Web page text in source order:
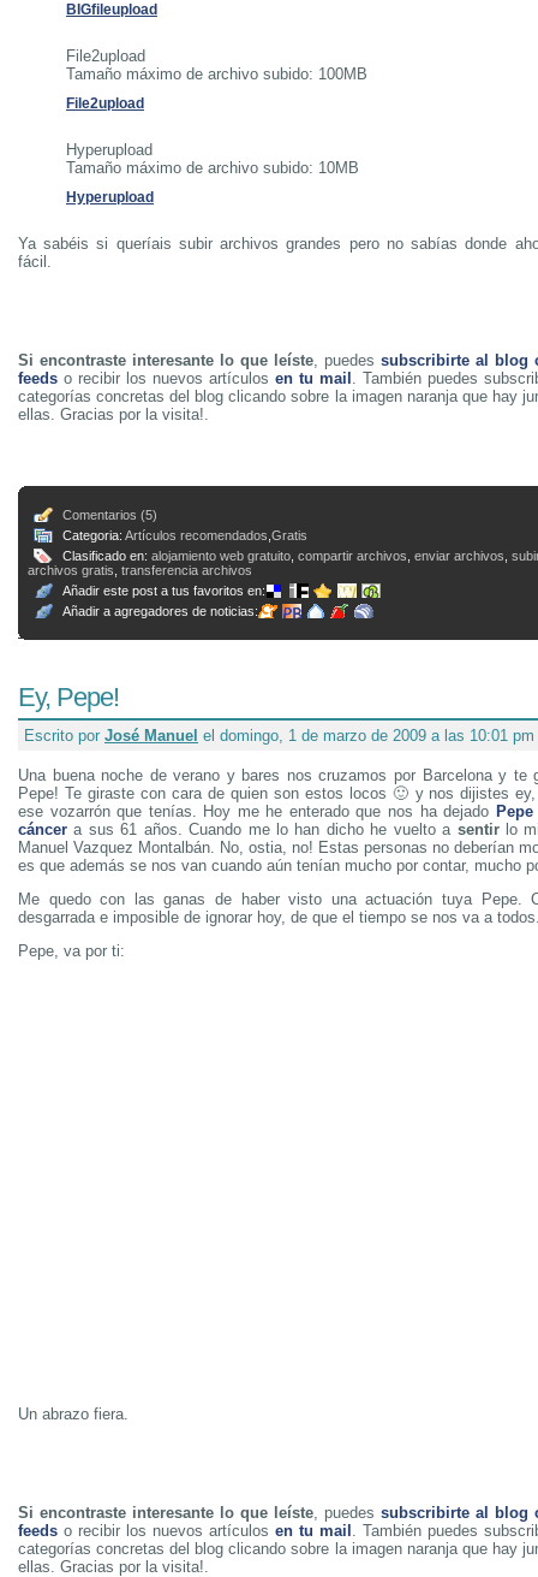
BIGfileupload
File2upload
Tamaño máximo de archivo subido: 100MB
File2upload
Hyperupload
Tamaño máximo de archivo subido: 10MB
Hyperupload
Ya sabéis si queríais subir archivos grandes pero no sabías donde
fácil.
Si encontraste interesante lo que leíste, puedessubscribirte al blog
feeds o recibir los nuevos artículosen tu mail . También puedes
categorías concretas del blog clicando sobre la imagen naranja que hay
ellas. Gracias por la visita!.
Comentarios (5)
Categoria: Artículos recomendados Gratis
Clasificado en: alojamiento web gratuito compartir archivos enviar archivos
archivos gratis transferencia archivos
Añadir este post a tus favoritos en:
Añadir a agregadores de noticias:
Ey, Pepe!
Escrito por José Manuel el domingo, 1 de marzo de 2009 a las 10:01
Una buena noche de verano y bares nos cruzamos por Barcelona y te
Pepe! Te giraste con cara de quien son estos locos 🙂 y nos dijistes
ese vozarrón que tenías. Hoy me he enterado que nos ha dejado
cáncer a sus 61 años. Cuando me lo han dicho he vuelto a sentirlo
Manuel Vazquez Montalbán. No, ostia, no! Estas personas no deberían
es que además se nos van cuando aún tenían mucho por contar, mucho
Me quedo con las ganas de haber visto una actuación tuya Pepe.
desgarrada e imposible de ignorar hoy, de que el tiempo se nos va a
Pepe, va por ti:
Un abrazo fiera.
Si encontraste interesante lo que leíste, puedessubscribirte al blog
feeds o recibir los nuevos artículosen tu mail . También puedes
categorías concretas del blog clicando sobre la imagen naranja que hay
ellas. Gracias por la visita!.